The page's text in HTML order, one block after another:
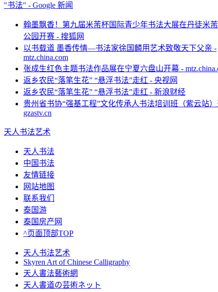
"书法" - Google 新闻
翰墨飘香！第九届米芾杯国际青少年书法大展在丹徒米
公园开赛 - 搜狐网
以书载道 墨香传情—书法家徐国麟用艺术致敬天下父亲 -
mtz.china.com
张成生红色主题书法作品展在宁夏六盘山开幕 -
返乡农民“落笔生花” “悬浮书法”走红 - 央视网
返乡农民“落笔生花” “悬浮书法”走红 - 新浪财经
贵州省书协“强基工程”文化传承人书法培训班（紫云站
gzastv.cn
天人书法艺术
天人书法
中国书法
友情链接
网站地图
联系我们
泰国游
泰国房产网
^页面顶部TOP
天人书法艺术
Skyren Art of Chinese Calligraphy
天人書法藝術網
天人書道の芸術ネット